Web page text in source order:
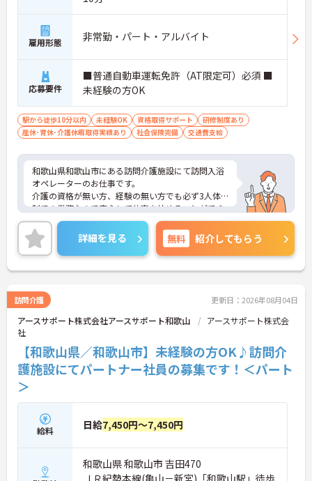
雇用形態 非常勤・パート・アルバイト
応募要件
■普通自動車運転免許（AT限定可）必須 ■
未経験の方OK
駅から徒歩10分以内 未経験OK 資格取得サポート
研修制度あり
産休･育休･介護休暇取得実績あり
社会保険完備 交通費支給
和歌山県和歌山市にある訪問介護施設にて訪問入浴
オペレーターのお仕事です。
介護の資格が無い方、経験の無い方でも必ず3人体
制での業務なので安心して仕事を始めることができ
ます！
ご興味ある方には、面接対策ポイントなど、さらに
詳細をお話しいたしますのでお気軽にご相談くださ
い。
詳細を見る 無料 紹介してもらう
訪問介護 更新日：2026年08月04日
アースサポート株式会社アースサポート和歌山
アースサポート株式会
社
【和歌山県／和歌山市】未経験の方OK♪訪問介
護施設にてパートナー社員の募集です！＜パート
＞
給料 日給7,450円～7,450円
和歌山県 和歌山市 吉田470